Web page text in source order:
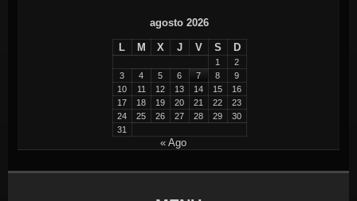
agosto 2026
L M X J V S D
1
2
3
4 5 6 7 8
9
10
11 12 13 14 15
16
17
18 19 20 21 22
23
24
25 26 27 28 29
30
31
« Ago